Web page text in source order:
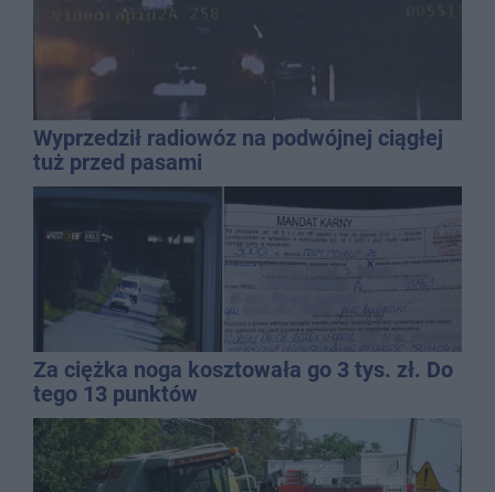
Wyprzedził radiowóz na podwójnej ciągłej
tuż przed pasami
Za ciężka noga kosztowała go 3 tys. zł. Do
tego 13 punktów